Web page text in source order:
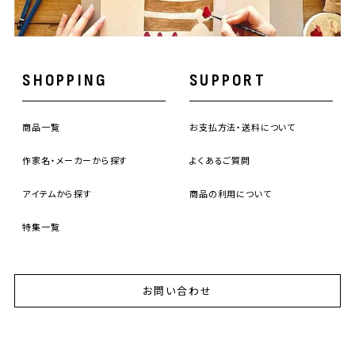
SHOPPING
商品一覧
作家名・メーカーから探す
アイテムから探す
特集一覧
SUPPORT
お支払方法・送料について
よくあるご質問
商品の利用について
お問い合わせ